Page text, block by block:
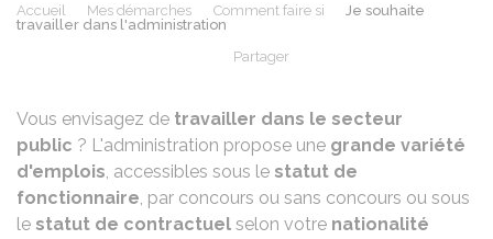
Accueil Mes démarches Comment faire si
Je souhaite
travailler dans l'administration
Partager
Vous envisagez de travailler dans le secteur
public ? L'administration propose une grande variété
d'emplois, accessibles sous le statut de
fonctionnaire, par concours ou sans concours ou sous
le statut de contractuel selon votre nationalité